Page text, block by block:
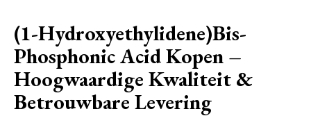
(1-Hydroxyethylidene)bis-
Phosphonic Acid Kopen –
Hoogwaardige Kwaliteit &
Betrouwbare Levering